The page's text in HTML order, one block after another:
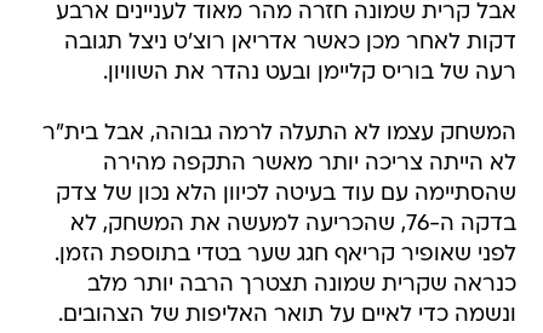
אבל קרית שמונה חזרה מהר מאוד לעניינים ארבע
דקות לאחר מכן כאשר אדריאן רוצ'ט ניצל תגובה
רעה של בוריס קליימן ובעט נהדר את השוויון.
המשחק עצמו לא התעלה לרמה גבוהה, אבל בית"ר
לא הייתה צריכה יותר מאשר התקפה מהירה
שהסתיימה עם עוד בעיטה לכיוון הלא נכון של צדק
בדקה ה-76, שהכריעה למעשה את המשחק, לא
לפני שאופיר קריאף חגג שער בטדי בתוספת הזמן.
כנראה שקרית שמונה תצטרך הרבה יותר מלב
ונשמה כדי לאיים על תואר האליפות של הצהובים.